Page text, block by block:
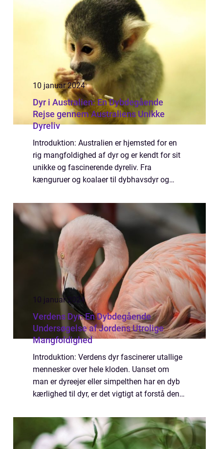
10 januar 2024
Dyr i Australien: En Dybdegående
Rejse gennem Australiens Unikke
Dyreliv
Introduktion: Australien er hjemsted for en
rig mangfoldighed af dyr og er kendt for sit
unikke og fascinerende dyreliv. Fra
kænguruer og koalaer til dybhavsdyr og
dyreelskere og naturoplevelser. Denne art...
10 januar 2024
Verdens Dyr: En Dybdegående
Undersøgelse af Jordens Utrolige
Mangfoldighed
Introduktion: Verdens dyr fascinerer utallige
mennesker over hele kloden. Uanset om
man er dyreejer eller simpelthen har en dyb
kærlighed til dyr, er det vigtigt at forstå den
dyreverdenen. I denne artikel vil vi ...